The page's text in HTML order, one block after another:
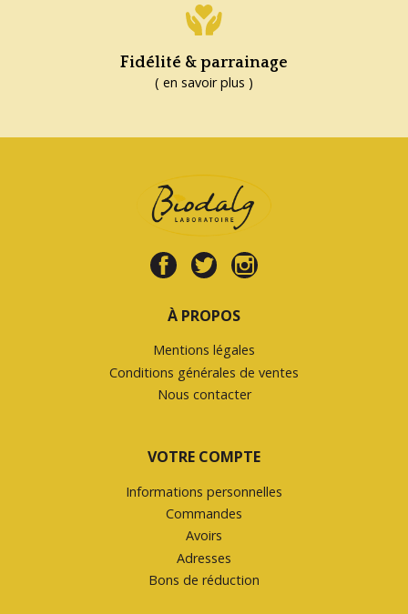
Fidélité & parrainage
( en savoir plus )
À PROPOS
Mentions légales
Conditions générales de ventes
Nous contacter
VOTRE COMPTE
Informations personnelles
Commandes
Avoirs
Adresses
Bons de réduction